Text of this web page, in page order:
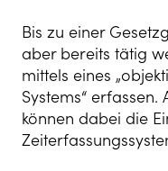
Bis zu einer
aber bereits tätig
mittels eines
Systems“
können dabei die